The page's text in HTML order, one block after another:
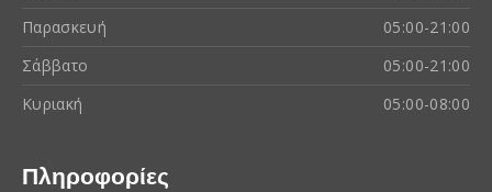
Παρασκευή
05:00-21:00
Σάββατο
05:00-21:00
Κυριακή
05:00-08:00
Πληροφορίες